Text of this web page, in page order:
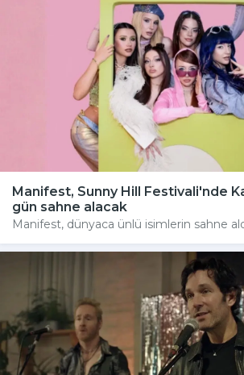
Manifest, Sunny Hill Festivali'nde
gün sahne alacak
Manifest, dünyaca ünlü isimlerin sahne